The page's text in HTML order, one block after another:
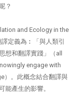
？
and Ecology in the
定義為︰「與人類引
想和翻譯實踐」（all
engage with
）。此概念結合翻譯與
能產生的影響。